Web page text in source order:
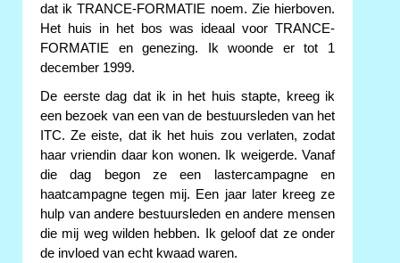
dat ik TRANCE-FORMATIE noem. Zie hierboven.
Het huis in het bos was ideaal voor TRANCE-
FORMATIE en genezing. Ik woonde er tot 1
december 1999.
De eerste dag dat ik in het huis stapte, kreeg ik
een bezoek van een van de bestuursleden van het
ITC. Ze eiste, dat ik het huis zou verlaten, zodat
haar vriendin daar kon wonen. Ik weigerde. Vanaf
die dag begon ze een lastercampagne en
haatcampagne tegen mij. Een jaar later kreeg ze
hulp van andere bestuursleden en andere mensen
die mij weg wilden hebben. Ik geloof dat ze onder
de invloed van echt kwaad waren.